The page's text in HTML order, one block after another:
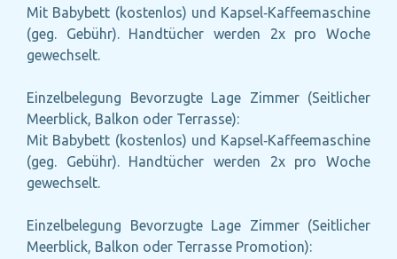
Mit Babybett (kostenlos) und Kapsel‑Kaffeemaschine
(geg. Gebühr). Handtücher werden 2x pro Woche
gewechselt.
Einzelbelegung Bevorzugte Lage Zimmer (Seitlicher
Meerblick, Balkon oder Terrasse):
Mit Babybett (kostenlos) und Kapsel‑Kaffeemaschine
(geg. Gebühr). Handtücher werden 2x pro Woche
gewechselt.
Einzelbelegung Bevorzugte Lage Zimmer (Seitlicher
Meerblick, Balkon oder Terrasse Promotion):